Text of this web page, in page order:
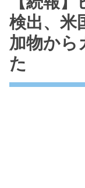
検出、米
加物から
た